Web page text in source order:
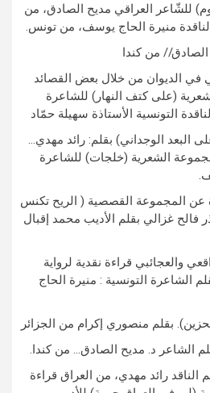
للشّاعر العراقي مديح الصادق، من
الناقدة منيرة الحاج يوسف، من تونس.
الصادق// من كندا
في الديوان من خلال بعض القصائد
(على كتف النهار) للشاعرة
التونسية الأستاذة سهيلة حمّاد
البعد الوجداني) بقلم: رائد مهدي…
الشعرية (خلجات) للشاعرة
عن المجموعة القصصية ( الريح تكنس
فالح غزالي بقلم الأديب محمد إقبال
والعجائبي قراءة نقدية لرواية
الشاعرة التونسية : منيرة الحاج
بقلم منصوري إكرام من الجزائر
الشاعر د. مديح الصادق… من كندا.
رائد مهدي، من العراق قراءة